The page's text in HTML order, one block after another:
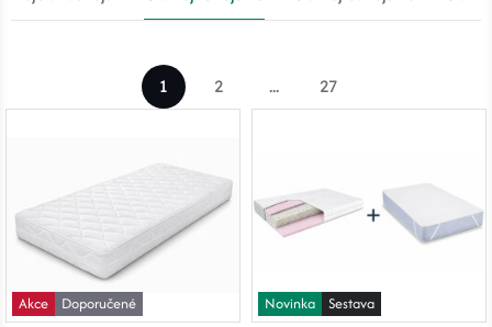
1 2 ... 27
Akce
Doporučené
Novinka
Sestava